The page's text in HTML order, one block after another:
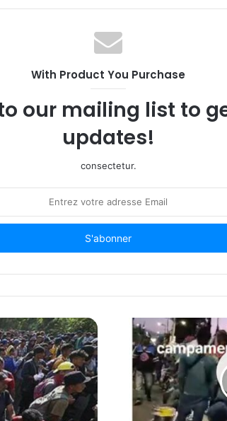
With Product You Purchase
our mailing list to
updates!
consectetur.